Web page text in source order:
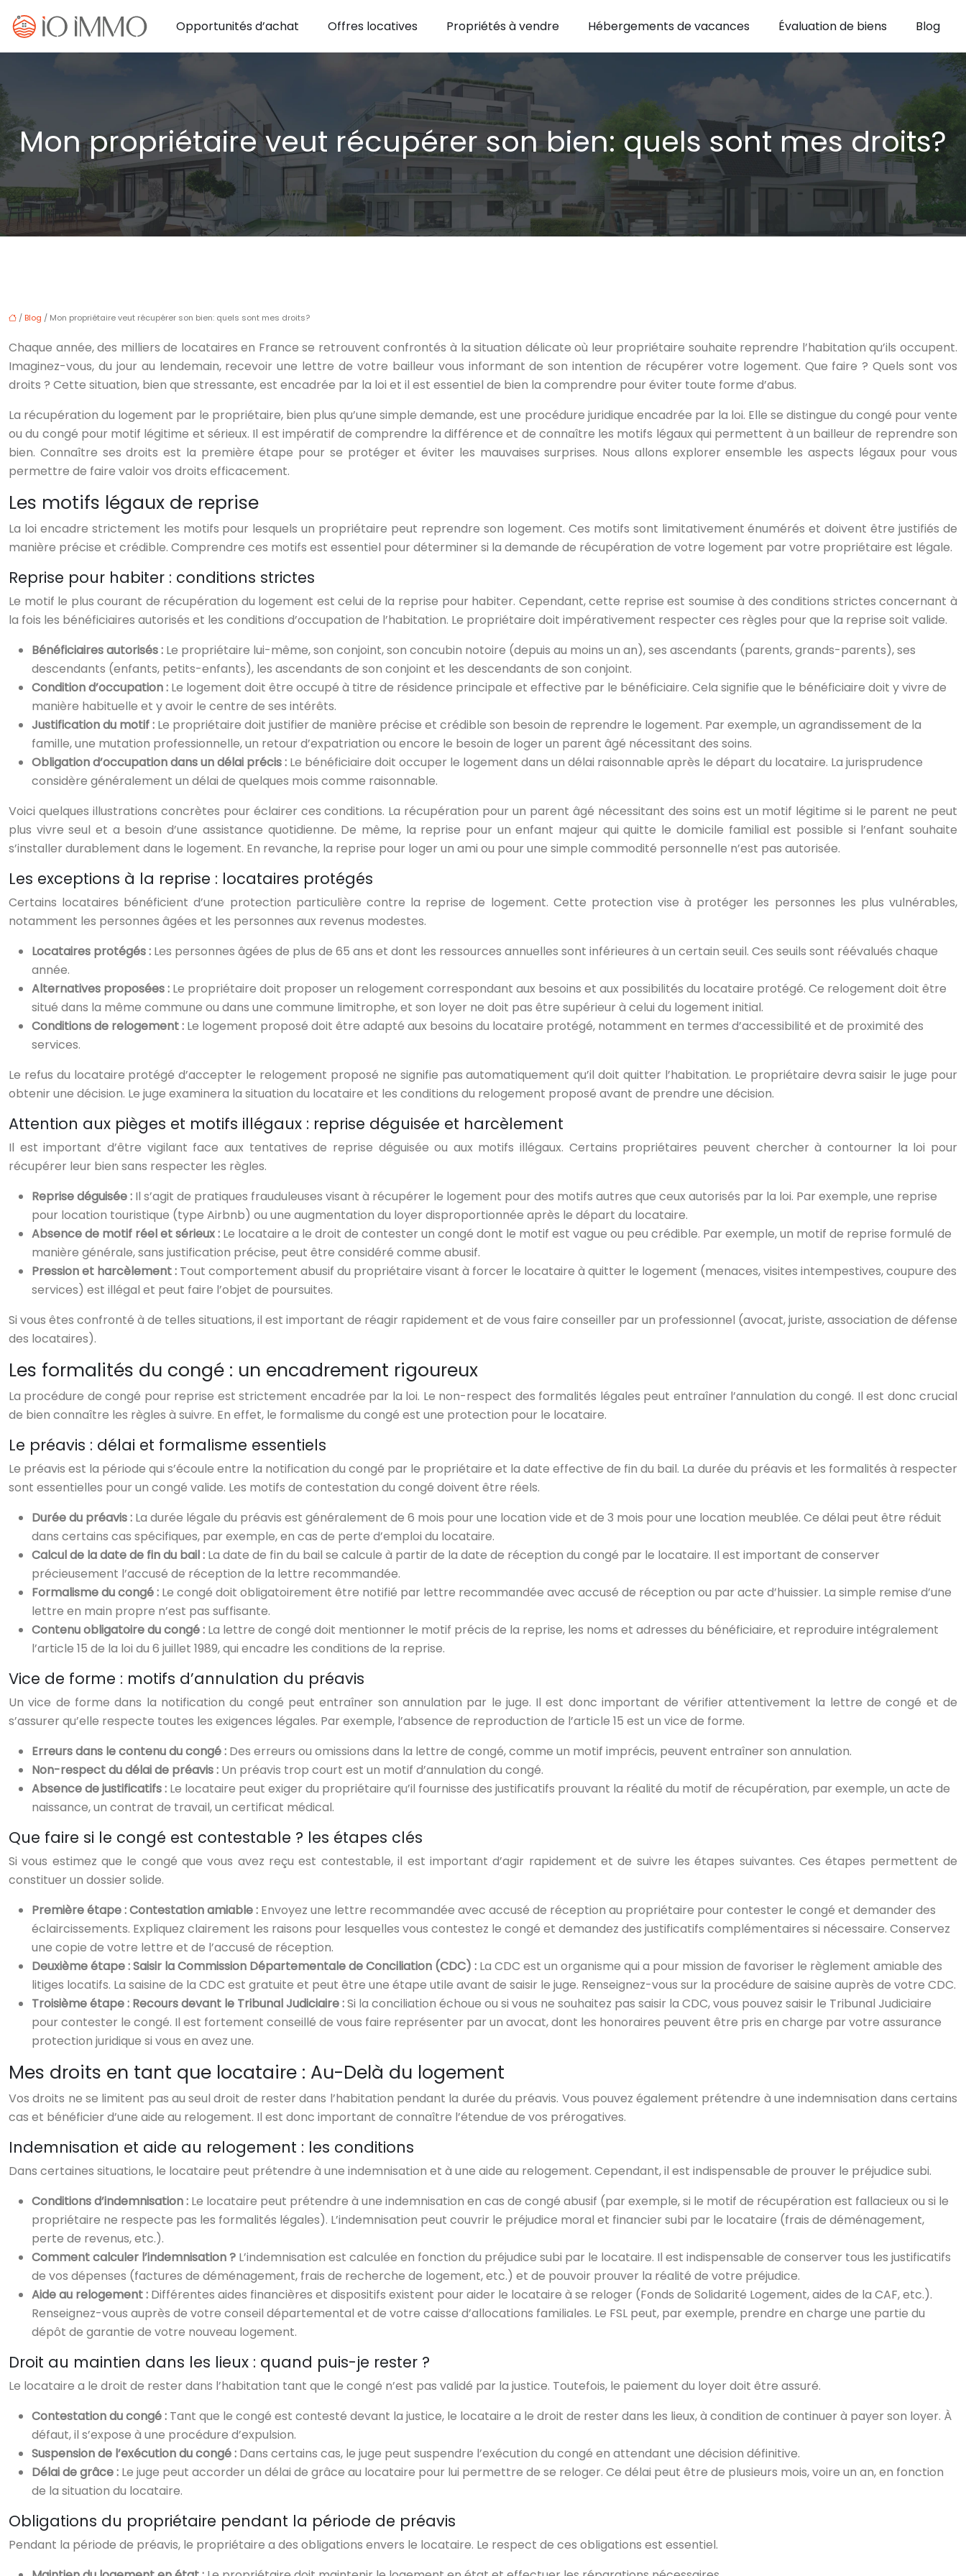
Opportunités d’achat Offres locatives Propriétés à vendre Hébergements de vacances Évaluation de biens Blog
Mon propriétaire veut récupérer son bien: quels sont mes droits?
/ Blog / Mon propriétaire veut récupérer son bien: quels sont mes droits?
Chaque année, des milliers de locataires en France se retrouvent confrontés à la situation délicate où leur propriétaire souhaite reprendre l’habitation qu’ils occupent.
Imaginez-vous, du jour au lendemain, recevoir une lettre de votre bailleur vous informant de son intention de récupérer votre logement. Que faire ? Quels sont vos
droits ? Cette situation, bien que stressante, est encadrée par la loi et il est essentiel de bien la comprendre pour éviter toute forme d’abus.
La récupération du logement par le propriétaire, bien plus qu’une simple demande, est une procédure juridique encadrée par la loi. Elle se distingue du congé pour vente
ou du congé pour motif légitime et sérieux. Il est impératif de comprendre la différence et de connaître les motifs légaux qui permettent à un bailleur de reprendre son
bien. Connaître ses droits est la première étape pour se protéger et éviter les mauvaises surprises. Nous allons explorer ensemble les aspects légaux pour vous
permettre de faire valoir vos droits efficacement.
Les motifs légaux de reprise
La loi encadre strictement les motifs pour lesquels un propriétaire peut reprendre son logement. Ces motifs sont limitativement énumérés et doivent être justifiés de
manière précise et crédible. Comprendre ces motifs est essentiel pour déterminer si la demande de récupération de votre logement par votre propriétaire est légale.
Reprise pour habiter : conditions strictes
Le motif le plus courant de récupération du logement est celui de la reprise pour habiter. Cependant, cette reprise est soumise à des conditions strictes concernant à
la fois les bénéficiaires autorisés et les conditions d’occupation de l’habitation. Le propriétaire doit impérativement respecter ces règles pour que la reprise soit valide.
Bénéficiaires autorisés : Le propriétaire lui-même, son conjoint, son concubin notoire (depuis au moins un an), ses ascendants (parents, grands-parents), ses
descendants (enfants, petits-enfants), les ascendants de son conjoint et les descendants de son conjoint.
Condition d’occupation : Le logement doit être occupé à titre de résidence principale et effective par le bénéficiaire. Cela signifie que le bénéficiaire doit y vivre de
manière habituelle et y avoir le centre de ses intérêts.
Justification du motif : Le propriétaire doit justifier de manière précise et crédible son besoin de reprendre le logement. Par exemple, un agrandissement de la
famille, une mutation professionnelle, un retour d’expatriation ou encore le besoin de loger un parent âgé nécessitant des soins.
Obligation d’occupation dans un délai précis : Le bénéficiaire doit occuper le logement dans un délai raisonnable après le départ du locataire. La jurisprudence
considère généralement un délai de quelques mois comme raisonnable.
Voici quelques illustrations concrètes pour éclairer ces conditions. La récupération pour un parent âgé nécessitant des soins est un motif légitime si le parent ne peut
plus vivre seul et a besoin d’une assistance quotidienne. De même, la reprise pour un enfant majeur qui quitte le domicile familial est possible si l’enfant souhaite
s’installer durablement dans le logement. En revanche, la reprise pour loger un ami ou pour une simple commodité personnelle n’est pas autorisée.
Les exceptions à la reprise : locataires protégés
Certains locataires bénéficient d’une protection particulière contre la reprise de logement. Cette protection vise à protéger les personnes les plus vulnérables,
notamment les personnes âgées et les personnes aux revenus modestes.
Locataires protégés : Les personnes âgées de plus de 65 ans et dont les ressources annuelles sont inférieures à un certain seuil. Ces seuils sont réévalués chaque
année.
Alternatives proposées : Le propriétaire doit proposer un relogement correspondant aux besoins et aux possibilités du locataire protégé. Ce relogement doit être
situé dans la même commune ou dans une commune limitrophe, et son loyer ne doit pas être supérieur à celui du logement initial.
Conditions de relogement : Le logement proposé doit être adapté aux besoins du locataire protégé, notamment en termes d’accessibilité et de proximité des
services.
Le refus du locataire protégé d’accepter le relogement proposé ne signifie pas automatiquement qu’il doit quitter l’habitation. Le propriétaire devra saisir le juge pour
obtenir une décision. Le juge examinera la situation du locataire et les conditions du relogement proposé avant de prendre une décision.
Attention aux pièges et motifs illégaux : reprise déguisée et harcèlement
Il est important d’être vigilant face aux tentatives de reprise déguisée ou aux motifs illégaux. Certains propriétaires peuvent chercher à contourner la loi pour
récupérer leur bien sans respecter les règles.
Reprise déguisée : Il s’agit de pratiques frauduleuses visant à récupérer le logement pour des motifs autres que ceux autorisés par la loi. Par exemple, une reprise
pour location touristique (type Airbnb) ou une augmentation du loyer disproportionnée après le départ du locataire.
Absence de motif réel et sérieux : Le locataire a le droit de contester un congé dont le motif est vague ou peu crédible. Par exemple, un motif de reprise formulé de
manière générale, sans justification précise, peut être considéré comme abusif.
Pression et harcèlement : Tout comportement abusif du propriétaire visant à forcer le locataire à quitter le logement (menaces, visites intempestives, coupure des
services) est illégal et peut faire l’objet de poursuites.
Si vous êtes confronté à de telles situations, il est important de réagir rapidement et de vous faire conseiller par un professionnel (avocat, juriste, association de défense
des locataires).
Les formalités du congé : un encadrement rigoureux
La procédure de congé pour reprise est strictement encadrée par la loi. Le non-respect des formalités légales peut entraîner l’annulation du congé. Il est donc crucial
de bien connaître les règles à suivre. En effet, le formalisme du congé est une protection pour le locataire.
Le préavis : délai et formalisme essentiels
Le préavis est la période qui s’écoule entre la notification du congé par le propriétaire et la date effective de fin du bail. La durée du préavis et les formalités à respecter
sont essentielles pour un congé valide. Les motifs de contestation du congé doivent être réels.
Durée du préavis : La durée légale du préavis est généralement de 6 mois pour une location vide et de 3 mois pour une location meublée. Ce délai peut être réduit
dans certains cas spécifiques, par exemple, en cas de perte d’emploi du locataire.
Calcul de la date de fin du bail : La date de fin du bail se calcule à partir de la date de réception du congé par le locataire. Il est important de conserver
précieusement l’accusé de réception de la lettre recommandée.
Formalisme du congé : Le congé doit obligatoirement être notifié par lettre recommandée avec accusé de réception ou par acte d’huissier. La simple remise d’une
lettre en main propre n’est pas suffisante.
Contenu obligatoire du congé : La lettre de congé doit mentionner le motif précis de la reprise, les noms et adresses du bénéficiaire, et reproduire intégralement
l’article 15 de la loi du 6 juillet 1989, qui encadre les conditions de la reprise.
Vice de forme : motifs d’annulation du préavis
Un vice de forme dans la notification du congé peut entraîner son annulation par le juge. Il est donc important de vérifier attentivement la lettre de congé et de
s’assurer qu’elle respecte toutes les exigences légales. Par exemple, l’absence de reproduction de l’article 15 est un vice de forme.
Erreurs dans le contenu du congé : Des erreurs ou omissions dans la lettre de congé, comme un motif imprécis, peuvent entraîner son annulation.
Non-respect du délai de préavis : Un préavis trop court est un motif d’annulation du congé.
Absence de justificatifs : Le locataire peut exiger du propriétaire qu’il fournisse des justificatifs prouvant la réalité du motif de récupération, par exemple, un acte de
naissance, un contrat de travail, un certificat médical.
Que faire si le congé est contestable ? les étapes clés
Si vous estimez que le congé que vous avez reçu est contestable, il est important d’agir rapidement et de suivre les étapes suivantes. Ces étapes permettent de
constituer un dossier solide.
Première étape : Contestation amiable : Envoyez une lettre recommandée avec accusé de réception au propriétaire pour contester le congé et demander des
éclaircissements. Expliquez clairement les raisons pour lesquelles vous contestez le congé et demandez des justificatifs complémentaires si nécessaire. Conservez
une copie de votre lettre et de l’accusé de réception.
Deuxième étape : Saisir la Commission Départementale de Conciliation (CDC) : La CDC est un organisme qui a pour mission de favoriser le règlement amiable des
litiges locatifs. La saisine de la CDC est gratuite et peut être une étape utile avant de saisir le juge. Renseignez-vous sur la procédure de saisine auprès de votre CDC.
Troisième étape : Recours devant le Tribunal Judiciaire :Si la conciliation échoue ou si vous ne souhaitez pas saisir la CDC, vous pouvez saisir le Tribunal Judiciaire
pour contester le congé. Il est fortement conseillé de vous faire représenter par un avocat, dont les honoraires peuvent être pris en charge par votre assurance
protection juridique si vous en avez une.
Mes droits en tant que locataire : Au-Delà du logement
Vos droits ne se limitent pas au seul droit de rester dans l’habitation pendant la durée du préavis. Vous pouvez également prétendre à une indemnisation dans certains
cas et bénéficier d’une aide au relogement. Il est donc important de connaître l’étendue de vos prérogatives.
Indemnisation et aide au relogement : les conditions
Dans certaines situations, le locataire peut prétendre à une indemnisation et à une aide au relogement. Cependant, il est indispensable de prouver le préjudice subi.
Conditions d’indemnisation : Le locataire peut prétendre à une indemnisation en cas de congé abusif (par exemple, si le motif de récupération est fallacieux ou si le
propriétaire ne respecte pas les formalités légales). L’indemnisation peut couvrir le préjudice moral et financier subi par le locataire (frais de déménagement,
perte de revenus, etc.).
Comment calculer l’indemnisation ? L’indemnisation est calculée en fonction du préjudice subi par le locataire. Il est indispensable de conserver tous les justificatifs
de vos dépenses (factures de déménagement, frais de recherche de logement, etc.) et de pouvoir prouver la réalité de votre préjudice.
Aide au relogement : Différentes aides financières et dispositifs existent pour aider le locataire à se reloger (Fonds de Solidarité Logement, aides de la CAF, etc.).
Renseignez-vous auprès de votre conseil départemental et de votre caisse d’allocations familiales. Le FSL peut, par exemple, prendre en charge une partie du
dépôt de garantie de votre nouveau logement.
Droit au maintien dans les lieux : quand puis-je rester ?
Le locataire a le droit de rester dans l’habitation tant que le congé n’est pas validé par la justice. Toutefois, le paiement du loyer doit être assuré.
Contestation du congé : Tant que le congé est contesté devant la justice, le locataire a le droit de rester dans les lieux, à condition de continuer à payer son loyer. À
défaut, il s’expose à une procédure d’expulsion.
Suspension de l’exécution du congé : Dans certains cas, le juge peut suspendre l’exécution du congé en attendant une décision définitive.
Délai de grâce : Le juge peut accorder un délai de grâce au locataire pour lui permettre de se reloger. Ce délai peut être de plusieurs mois, voire un an, en fonction
de la situation du locataire.
Obligations du propriétaire pendant la période de préavis
Pendant la période de préavis, le propriétaire a des obligations envers le locataire. Le respect de ces obligations est essentiel.